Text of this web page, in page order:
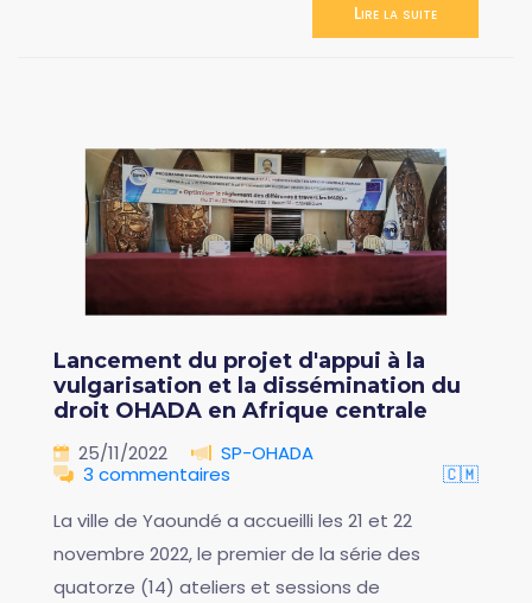
Lire la suite
Lancement du projet d'appui à la
vulgarisation et la dissémination du
droit OHADA en Afrique centrale
25/11/2022
SP-OHADA
3 commentaires
🇨🇲
La ville de Yaoundé a accueilli les 21 et 22
novembre 2022, le premier de la série des
quatorze (14) ateliers et sessions de